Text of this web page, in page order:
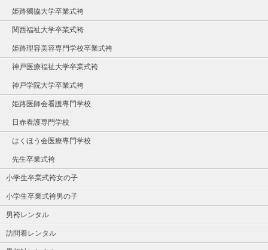
姫路獨協大学卒業式袴
関西福祉大学卒業式袴
姫路理容美容専門学校卒業式袴
神戸医療福祉大学卒業式袴
神戸学院大学卒業式袴
姫路医師会看護専門学校
日赤看護専門学校
はくほう会医療専門学校
先生卒業式袴
小学生卒業式袴女の子
小学生卒業式袴男の子
男袴レンタル
訪問着レンタル